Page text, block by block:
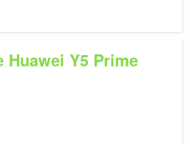
Huawei Y5 Prime